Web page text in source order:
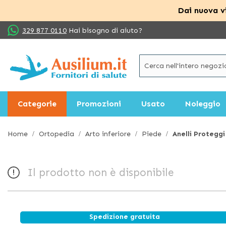
Dai nuova
Salta
al
329 877 0110 Hai bisogno di aiuto?
Categorie Promozioni Usato Noleggio
Home Ortopedia Arto inferiore Piede Anelli
Il prodotto non è disponibile
Spedizione gratuita